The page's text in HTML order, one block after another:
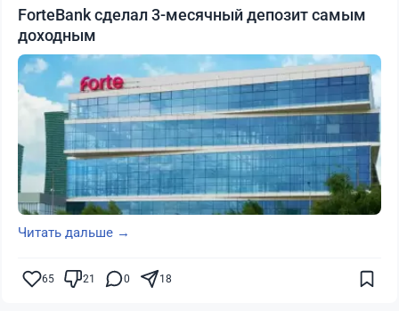
ForteBank сделал 3-месячный депозит самым
доходным
Читать дальше →
65 21 0 18